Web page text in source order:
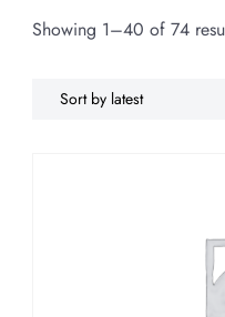
Showing 1–40 of 74